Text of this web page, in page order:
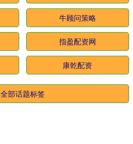
牛顾问策略
指盈配资网
康乾配资
全部话题标签